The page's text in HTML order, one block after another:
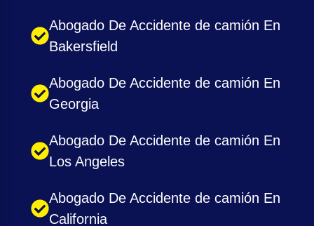
Abogado De Accidente de camión En
Bakersfield
Abogado De Accidente de camión En
Georgia
Abogado De Accidente de camión En
Los Angeles
Abogado De Accidente de camión En
California